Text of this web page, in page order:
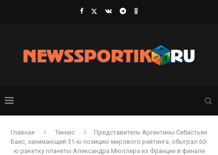
Главная Теннис
Представитель Аргентины Себастьян
Баес , занимающий 31-ю позицию мирового рейтинга, обыграл 60-
ю ракетку планеты Александра Мюллера из Франции в финале